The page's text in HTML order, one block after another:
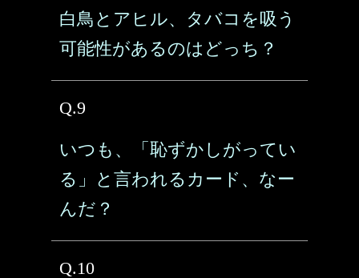
白鳥とアヒル、タバコを吸う
可能性があるのはどっち？
Q.9
いつも、「恥ずかしがってい
る」と言われるカード、なー
んだ？
Q.10